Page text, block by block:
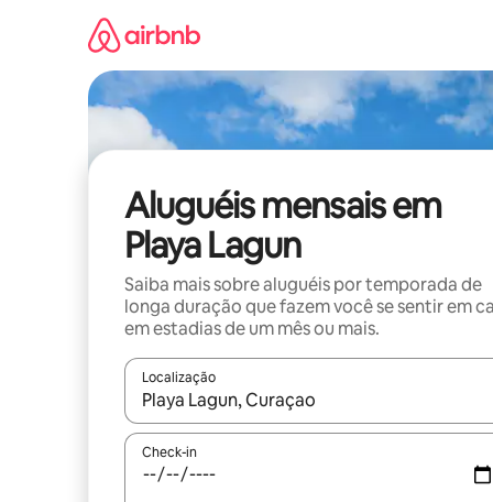
Aluguéis mensais em
Playa Lagun
Saiba mais sobre aluguéis por temporada de
longa duração que fazem você se sentir em
em estadias de um mês ou mais.
Localização
Quando os resultados estiverem disponíveis,
Check-in